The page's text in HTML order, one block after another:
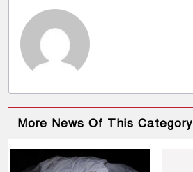
More News Of This Category